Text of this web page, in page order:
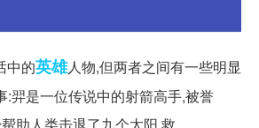
中的英雄人物,但两者之间有一些明显
:羿是一位传说中的射箭高手,被誉